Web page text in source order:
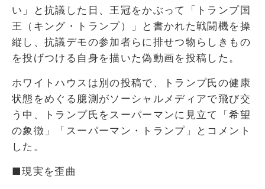
い」と抗議した日、王冠をかぶって「トランプ国
王（キング・トランプ）」と書かれた戦闘機を操
縦し、抗議デモの参加者らに排せつ物らしきもの
を投げつける自身を描いた偽動画を投稿した。
ホワイトハウスは別の投稿で、トランプ氏の健康
状態をめぐる臆測がソーシャルメディアで飛び交
う中、トランプ氏をスーパーマンに見立て「希望
の象徴」「スーパーマン・トランプ」とコメント
した。
■現実を歪曲